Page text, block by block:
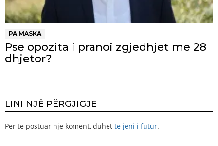
PA MASKA
Pse opozita i pranoi zgjedhjet me 28
dhjetor?
LINI NJË PËRGJIGJE
Për të postuar një koment, duhet të jeni i futur.